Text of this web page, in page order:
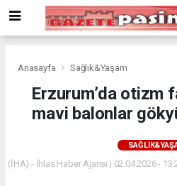
Bonusu
Veren
deneme
siteler
Anasayfa Sağlık&Yaşam
Erzurum’da otizm
mavi balonlar
(İHA) - İhlas Haber Ajansı | 02.04.2026 -